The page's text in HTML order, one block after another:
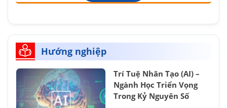
Hướng nghiệp
Trí Tuệ Nhân Tạo (AI) –
Ngành Học Triển Vọng
Trong Kỷ Nguyên Số